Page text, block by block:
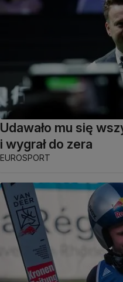
Udawało mu się
i wygrał do zera
EUROSPORT